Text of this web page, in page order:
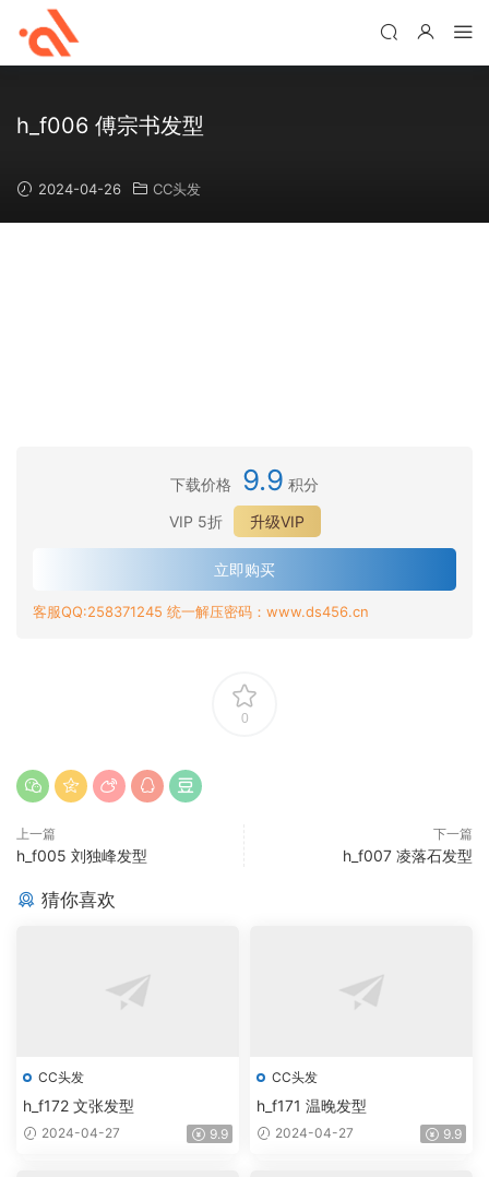
h_f006 傅宗书发型
2024-04-26 CC头发
下载价格 9.9 积分
VIP 5折
升级VIP
立即购买
客服QQ:258371245 统一解压密码：www.ds456.cn
0
上一篇
h_f005 刘独峰发型
下一篇
h_f007 凌落石发型
猜你喜欢
CC头发
h_f172 文张发型
2024-04-27 9.9
CC头发
h_f171 温晚发型
2024-04-27 9.9